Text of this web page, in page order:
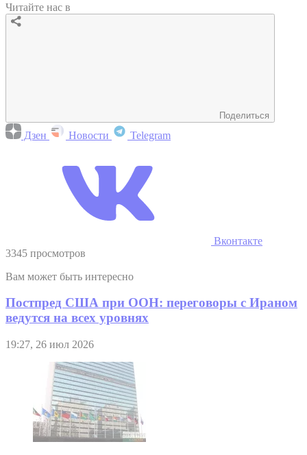
Читайте нас в
Поделиться
Дзен Новости Telegram
Вконтакте
3345 просмотров
Вам может быть интересно
Постпред США при ООН: переговоры с Ираном
ведутся на всех уровнях
19:27, 26 июл 2026